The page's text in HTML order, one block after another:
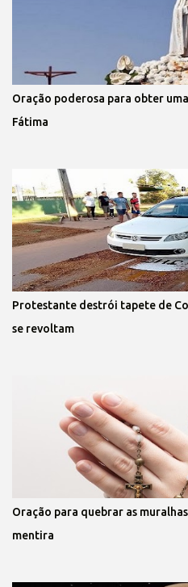
Oração poderosa para obter
Fátima
Protestante destrói tapete de
se revoltam
Oração para quebrar as
mentira